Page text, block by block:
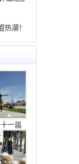
潮！
一届